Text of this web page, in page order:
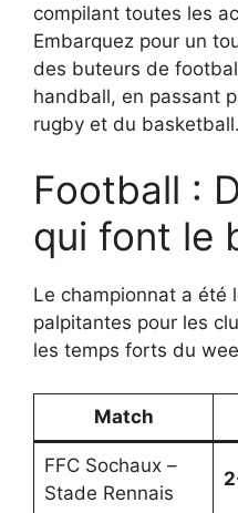
compilant toutes les
Embarquez pour un
des buteurs de
handball, en passant
rugby et du basketball.
Football :
qui font le
Le championnat a été
palpitantes pour les
les temps forts du
Match
FFC Sochaux –
Stade Rennais